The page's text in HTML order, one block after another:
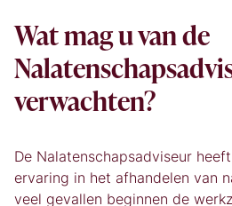
Wat mag u van de
verwachten?
De Nalatenschapsadviseur
ervaring in het afhandelen van
veel gevallen beginnen de